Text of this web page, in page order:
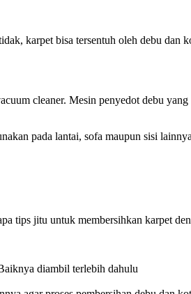
karpet bisa tersentuh oleh debu
cleaner. Mesin penyedot debu
pada lantai, sofa maupun sisi
tips jitu untuk membersihkan karpet
diambil terlebih dahulu